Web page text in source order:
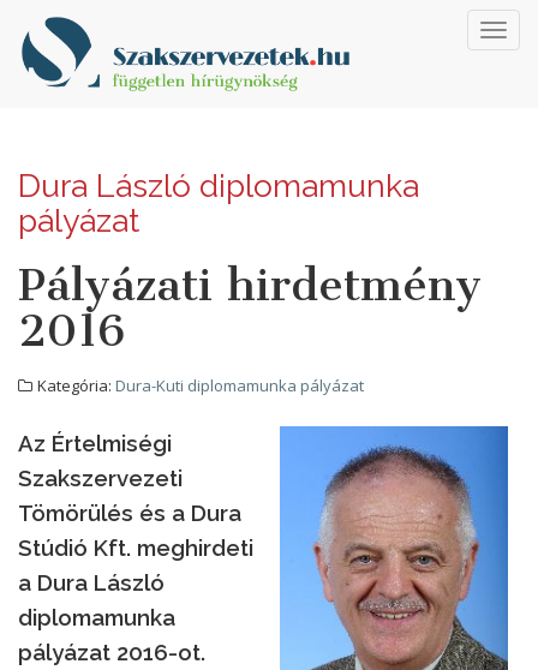
Dura László diplomamunka
pályázat
Pályázati hirdetmény
2016
Kategória: Dura-Kuti diplomamunka pályázat
Az Értelmiségi
Szakszervezeti
Tömörülés és a Dura
Stúdió Kft. meghirdeti
a Dura László
diplomamunka
pályázat 2016-ot.